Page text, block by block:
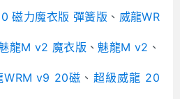
磁力魔衣版 彈簧版 、 威龍WR
龍M v2 魔衣版 、 魅龍M v2 、
WRM v9 20磁 、 超級威龍 20